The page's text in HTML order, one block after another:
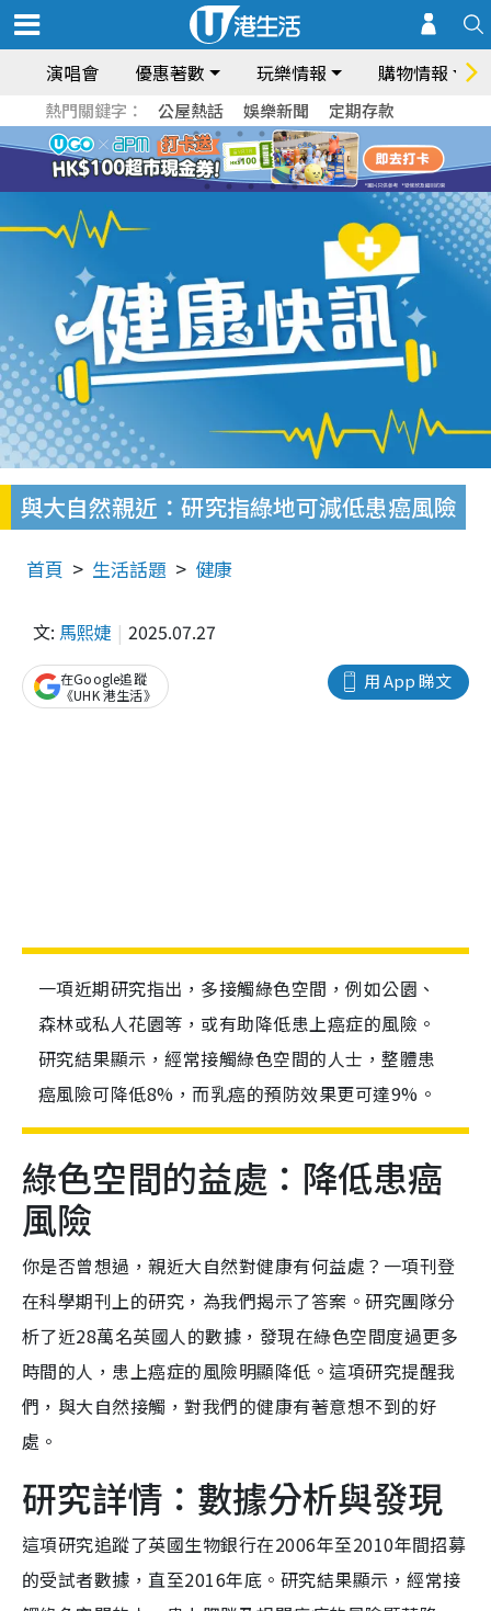
演唱會 優惠著數 玩樂情報 購物情報
熱門關鍵字： 公屋熱話 娛樂新聞 定期存款
與大自然親近：研究指綠地可減低患癌風險
首頁 生活話題 健康
文: 馬熙婕 2025.07.27
用 App 睇文
在Google追蹤
《UHK 港生活》
一項近期研究指出，多接觸綠色空間，例如公園、
森林或私人花園等，或有助降低患上癌症的風險。
研究結果顯示，經常接觸綠色空間的人士，整體患
癌風險可降低8%，而乳癌的預防效果更可達9%。
綠色空間的益處：降低患癌
風險
你是否曾想過，親近大自然對健康有何益處？一項刊登
在科學期刊上的研究，為我們揭示了答案。研究團隊分
析了近28萬名英國人的數據，發現在綠色空間度過更多
時間的人，患上癌症的風險明顯降低。這項研究提醒我
們，與大自然接觸，對我們的健康有著意想不到的好
處。
研究詳情：數據分析與發現
這項研究追蹤了英國生物銀行在2006年至2010年間招募
的受試者數據，直至2016年底。研究結果顯示，經常接